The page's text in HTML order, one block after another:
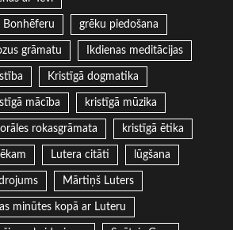
Bonhēferu grēku piedošana
grāmatu Ikdienas meditācijas
Kristīgā dogmatika
mācība kristīgā mūzika
rokasgrāmata kristīgā ētika
Lutera citāti lūgšana
Mārtiņš Luters
minūtes kopā ar Luteru